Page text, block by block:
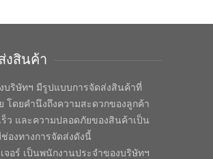
งสินค้า
บริษัทฯ มีรูปแบบการจัดส่งสินค้าที่
โดยคำนึงถึงความสะดวกของลูกค้า
ร็ว และความปลอดภัยของสินค้าเป็น
องทางการจัดส่งดังนี้
จอร์ เป็นพนักงานประจำของบริษัทฯ